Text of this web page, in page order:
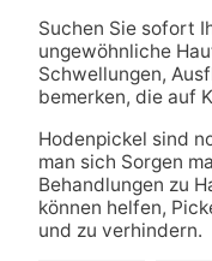
Suchen Sie sofort
ungewöhnliche
Schwellungen,
bemerken, die auf
Hodenpickel sind
man sich Sorgen
Behandlungen zu
können helfen,
und zu verhindern.